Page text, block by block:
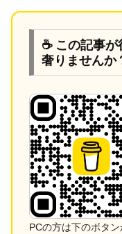
☕ この記事
奢りませんか
PCの方は下のボタ